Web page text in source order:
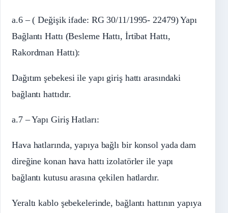
a.6 – ( Değişik ifade: RG 30/11/1995- 22479) Yapı
Bağlantı Hattı (Besleme Hattı, İrtibat Hattı,
Rakordman Hattı):
Dağıtım şebekesi ile yapı giriş hattı arasındaki
bağlantı hattıdır.
a.7 – Yapı Giriş Hatları:
Hava hatlarında, yapıya bağlı bir konsol yada dam
direğine konan hava hattı izolatörler ile yapı
bağlantı kutusu arasına çekilen hatlardır.
Yeraltı kablo şebekelerinde, bağlantı hattının yapıya